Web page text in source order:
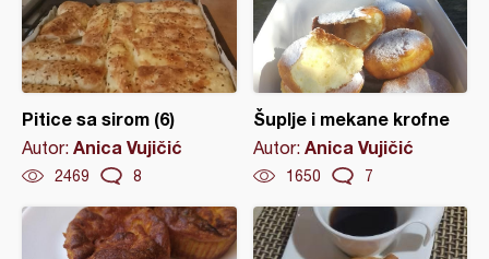
Pitice sa sirom (6)
Autor: Anica Vujičić
2469 8
Šuplje i mekane krofne
Autor: Anica Vujičić
1650 7